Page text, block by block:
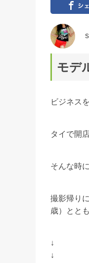
モデ
ビジネス
タイで開
そんな時
撮影帰り
歳）とと
↓
↓